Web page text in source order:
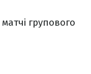
групового